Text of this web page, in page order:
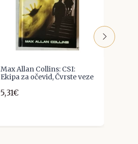
Max Allan Collins: CSI:
Ekipa za očevid, Čvrste veze
5,31€